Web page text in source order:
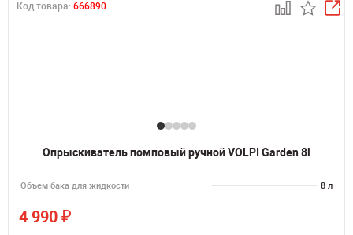
Код товара: 666890
Опрыскиватель помповый ручной VOLPI Garden 8l
Объем бака для жидкости 8 л
4 990 ₽